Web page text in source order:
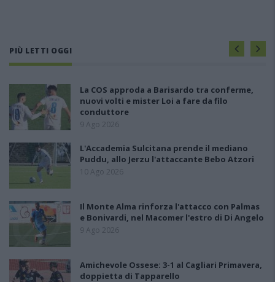
PIÙ LETTI OGGI
La COS approda a Barisardo tra conferme,
nuovi volti e mister Loi a fare da filo
conduttore
9 Ago 2026
L'Accademia Sulcitana prende il mediano
Puddu, allo Jerzu l'attaccante Bebo Atzori
10 Ago 2026
Il Monte Alma rinforza l'attacco con Palmas
e Bonivardi, nel Macomer l'estro di Di Angelo
9 Ago 2026
Amichevole Ossese: 3-1 al Cagliari Primavera,
doppietta di Tapparello